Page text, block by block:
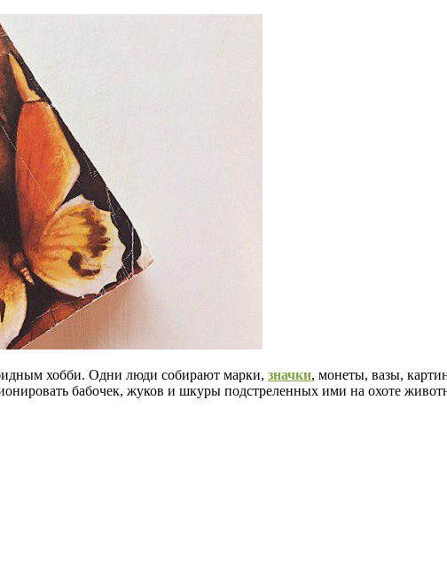
хобби. Одни люди собирают марки, значки, монеты, вазы,
бабочек, жуков и шкуры подстреленных ими на охоте